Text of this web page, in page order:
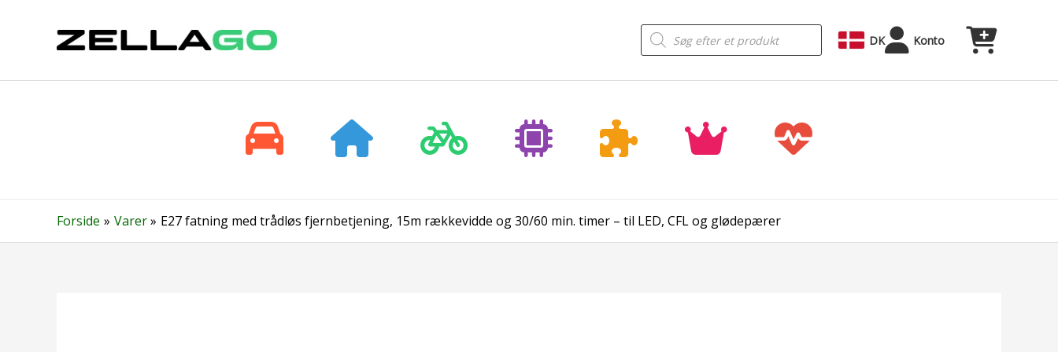
Products
search DK Konto
Forside Varer E27 fatning med trådløs fjernbetjening, 15m rækkevidde og 30/60 min. timer – til LED, CFL og glødepærer